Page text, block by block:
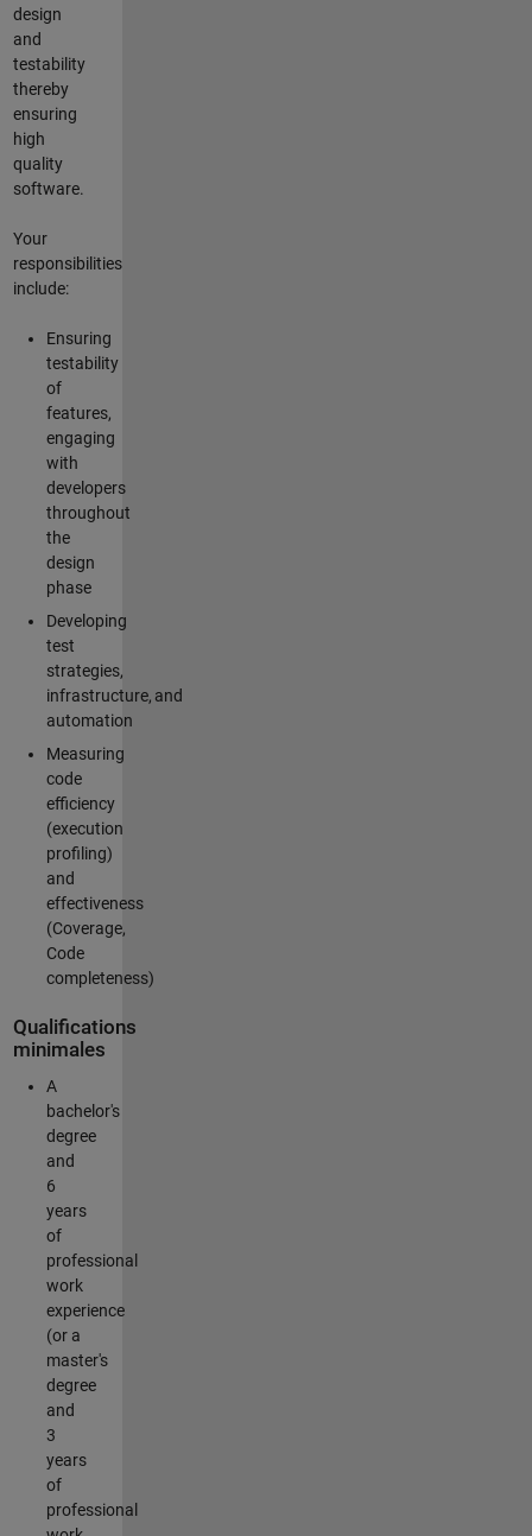
design
and
testability
thereby
ensuring
high
quality
software.
Your
responsibilities
include:
Ensuring
testability
of
features,
engaging
with
developers
throughout
the
design
phase
Developing
test
strategies,
infrastructure, and
automation
Measuring
code
efficiency
(execution
profiling)
and
effectiveness
(Coverage,
Code
completeness)
Qualifications
minimales
A
bachelor's
degree
and
6
years
of
professional
work
experience
(or a
master's
degree
and
3
years
of
professional